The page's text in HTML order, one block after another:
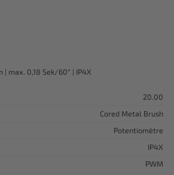
max. 0,18 Sek/60° | IP4X
20.00
Cored Metal Brush
Potentiomètre
IP4X
PWM